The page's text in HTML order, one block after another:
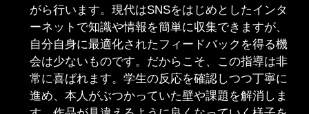
がら行います。現代はSNSをはじめとしたインタ
ーネットで知識や情報を簡単に収集できますが、
自分自身に最適化されたフィードバックを得る機
会は少ないものです。だからこそ、この指導は非
常に喜ばれます。学生の反応を確認しつつ丁寧に
進め、本人がぶつかっていた壁や課題を解消しま